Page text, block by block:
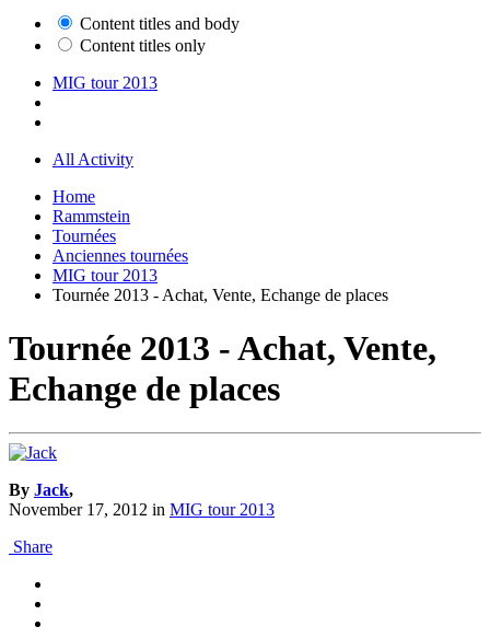
Content titles and body
Content titles only
MIG tour 2013
All Activity
Home
Rammstein
Tournées
Anciennes tournées
MIG tour 2013
Tournée 2013 - Achat, Vente, Echange de places
Tournée 2013 - Achat, Vente,
Echange de places
By Jack,
November 17, 2012 in MIG tour 2013
Share